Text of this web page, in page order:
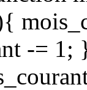
-= 1;